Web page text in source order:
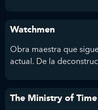
Watchmen
Obra maestra que
actual. De la
The Ministry of Time